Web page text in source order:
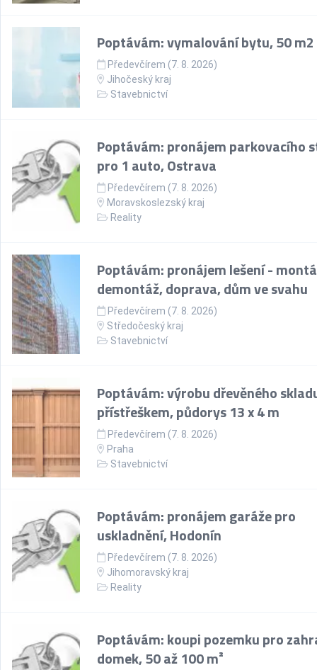
Poptávám: vymalování bytu, 50 m2
Předevčírem (7. 8. 2026)
Jihočeský kraj
Stavebnictví
Poptávám: pronájem parkovacího
pro 1 auto, Ostrava
Předevčírem (7. 8. 2026)
Moravskoslezský kraj
Reality
Poptávám: pronájem lešení -
demontáž, doprava, dům ve svahu
Předevčírem (7. 8. 2026)
Středočeský kraj
Stavebnictví
Poptávám: výrobu dřevěného
přístřeškem, půdorys 13 x 4 m
Předevčírem (7. 8. 2026)
Praha
Stavebnictví
Poptávám: pronájem garáže pro
uskladnění, Hodonín
Předevčírem (7. 8. 2026)
Jihomoravský kraj
Reality
Poptávám: koupi pozemku pro
domek, 50 až 100 m²